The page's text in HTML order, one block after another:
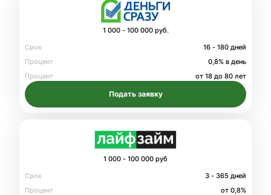
1 000 - 100 000 руб.
Срок
16 - 180 дней
Процент
0,8% в день
Процент
от 18 до 80 лет
Подать заявку
1 000 - 100 000 руб
Срок
3 - 365 дней
Процент
от 0,8%